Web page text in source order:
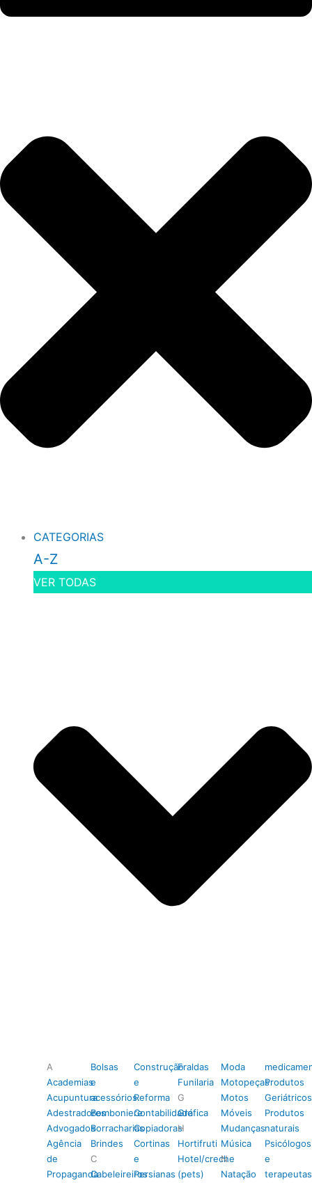
CATEGORIAS
A-Z
VER TODAS
A
Academias
Acupuntura
Adestradores
Advogados
Agência
de
Propaganda
Bolsas
e
acessórios
Bomboniere
Borracharias
Brindes
C
Cabeleireiros
Construção
e
Reforma
Contabilidade
Copiadoras
Cortinas
e
Persianas
Fraldas
Funilaria
G
Gráfica
H
Hortifruti
Hotel/creche
(pets)
Moda
Motopeças
Motos
Móveis
Mudanças
Música
N
Natação
Produtos
Geriátricos
Produtos
naturais
Psicólogos
e
terapeutas